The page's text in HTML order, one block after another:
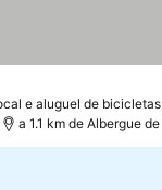
e aluguel de bicicletas